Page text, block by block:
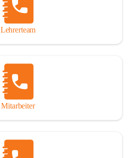
Lehrerteam
Mitarbeiter